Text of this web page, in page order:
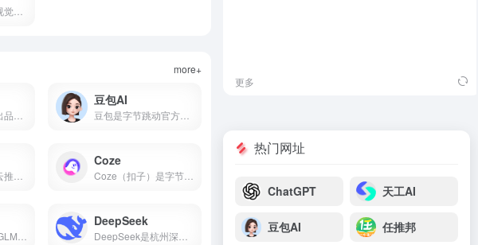
more+
豆包AI
Coze
DeepSeek
更多
热门网址
ChatGPT 天工AI
豆包AI 任推邦